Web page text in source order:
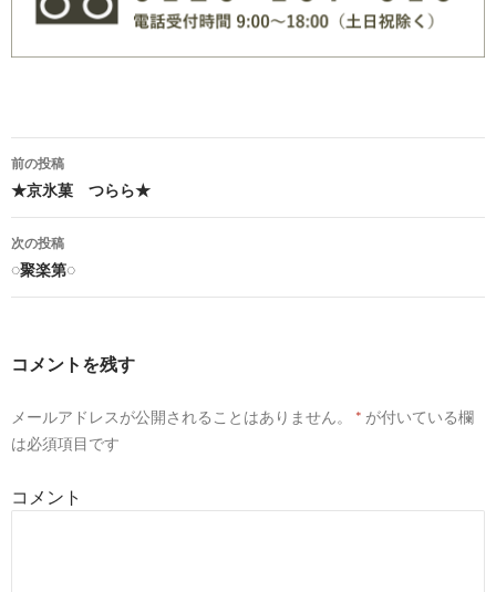
投
稿
ナ
ゲ
ー
シ
ン
前の投稿
★京氷菓 つらら★
次の投稿
◌聚楽第◌
コメントを残す
メールアドレスが公開されることはありません。 * が付いている欄
は必須項目です
コメント